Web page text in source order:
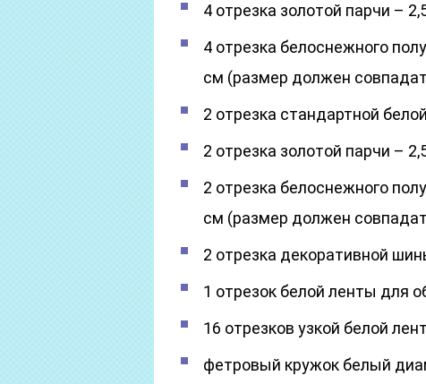
4 отрезка золотой парчи –
4 отрезка белоснежного
см (размер должен
2 отрезка стандартной
2 отрезка золотой парчи –
2 отрезка белоснежного
см (размер должен
2 отрезка декоративной
1 отрезок белой ленты для
16 отрезков узкой белой
фетровый кружок белый